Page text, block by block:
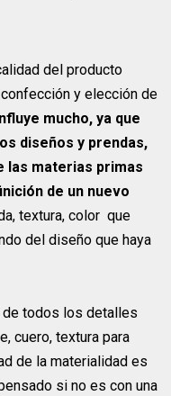
del producto
y elección de
mucho, ya que
diseños y prendas,
las materias primas
de un nuevo
textura, color que
del diseño que haya
de todos los detalles
cuero, textura para
de la materialidad es
si no es con una